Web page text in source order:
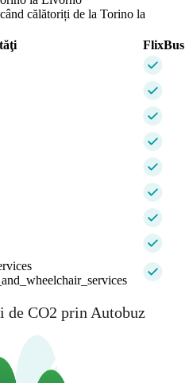
călătoriți de la Torino la
FlixBus
CO2 prin Autobuz